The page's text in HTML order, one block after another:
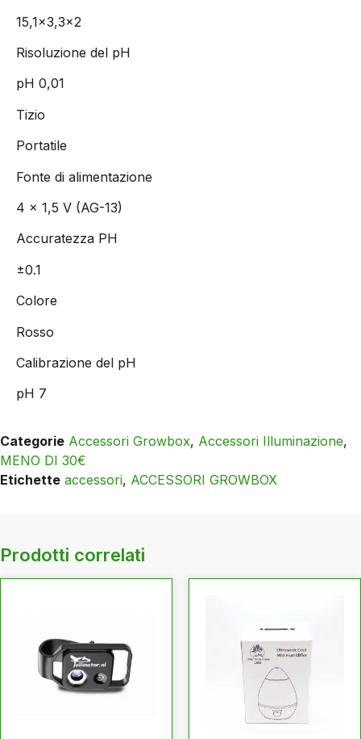
15,1×3,3×2
Risoluzione del pH
pH 0,01
Tizio
Portatile
Fonte di alimentazione
4 x 1,5 V (AG-13)
Accuratezza PH
±0.1
Colore
Rosso
Calibrazione del pH
pH 7
Categorie Accessori Growbox, Accessori Illuminazione,
MENO DI 30€
Etichette accessori, ACCESSORI GROWBOX
Prodotti correlati